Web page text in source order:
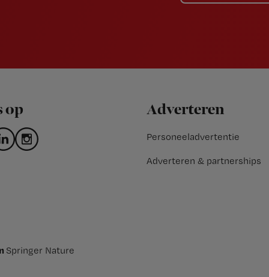
op Adverteren
Personeeladvertentie
Adverteren & partnerships
Springer Nature